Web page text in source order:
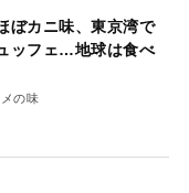
ぼカニ味、東京湾で
ッフェ…地球は食べ
の味